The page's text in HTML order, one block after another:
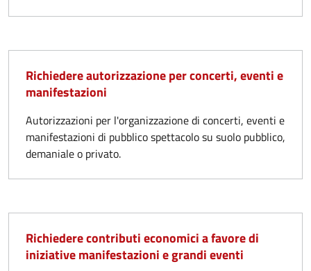
Richiedere autorizzazione per concerti, eventi e
manifestazioni
Autorizzazioni per l'organizzazione di concerti, eventi e
manifestazioni di pubblico spettacolo su suolo pubblico,
demaniale o privato.
Richiedere contributi economici a favore di
iniziative manifestazioni e grandi eventi